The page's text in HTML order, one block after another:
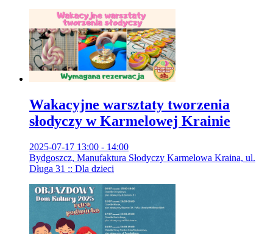
Wakacyjne warsztaty tworzenia
słodyczy w Karmelowej Krainie
2025-07-17 13:00 - 14:00
Bydgoszcz, Manufaktura Słodyczy Karmelowa Kraina, ul.
Długa 31 :: Dla dzieci